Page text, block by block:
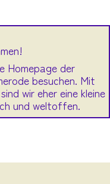
Homepage der
besuchen. Mit
wir eher eine kleine
und weltoffen.